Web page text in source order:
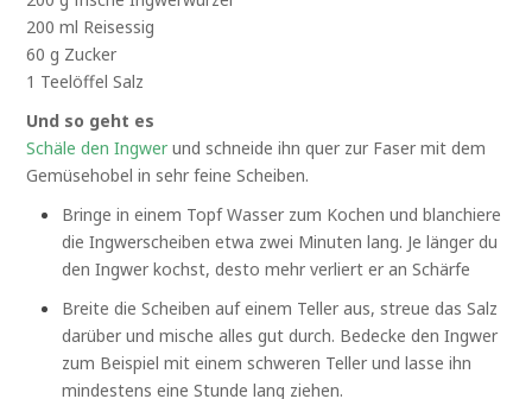
200 ml Reisessig
60 g Zucker
1 Teelöffel Salz
Und so geht es
Schäle den Ingwer und schneide ihn quer zur Faser mit dem
Gemüsehobel in sehr feine Scheiben.
Bringe in einem Topf Wasser zum Kochen und blanchiere
die Ingwerscheiben etwa zwei Minuten lang. Je länger du
den Ingwer kochst, desto mehr verliert er an Schärfe
Breite die Scheiben auf einem Teller aus, streue das Salz
darüber und mische alles gut durch. Bedecke den Ingwer
zum Beispiel mit einem schweren Teller und lasse ihn
mindestens eine Stunde lang ziehen.